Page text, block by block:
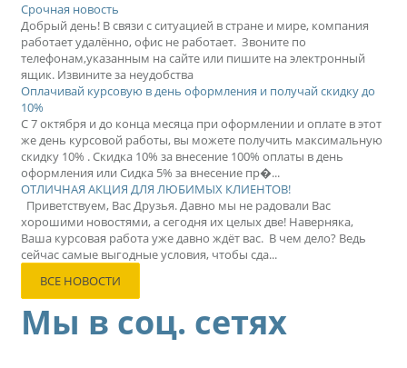
Срочная новость
Добрый день! В связи с ситуацией в стране и мире, компания
работает удалённо, офис не работает. Звоните по
телефонам,указанным на сайте или пишите на электронный
ящик. Извините за неудобства
Оплачивай курсовую в день оформления и получай скидку до
10%
С 7 октября и до конца месяца при оформлении и оплате в этот
же день курсовой работы, вы можете получить максимальную
скидку 10% . Скидка 10% за внесение 100% оплаты в день
оформления или Сидка 5% за внесение пр�...
ОТЛИЧНАЯ АКЦИЯ ДЛЯ ЛЮБИМЫХ КЛИЕНТОВ!
Приветствуем, Вас Друзья. Давно мы не радовали Вас
хорошими новостями, а сегодня их целых две! Наверняка,
Ваша курсовая работа уже давно ждёт вас. В чем дело? Ведь
сейчас самые выгодные условия, чтобы сда...
ВСЕ НОВОСТИ
Мы в соц. сетях